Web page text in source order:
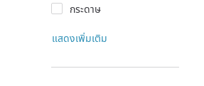
กระดาษ
แสดงเพิ่มเติม